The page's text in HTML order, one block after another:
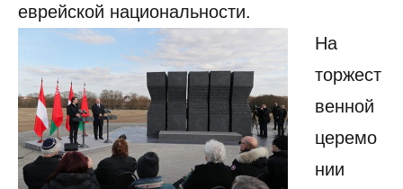
еврейской национальности.
На
торжест
венной
церемо
нии